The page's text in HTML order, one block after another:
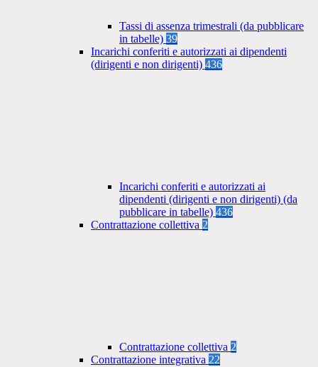
Tassi di assenza trimestrali (da pubblicare
in tabelle) 39
Incarichi conferiti e autorizzati ai dipendenti
(dirigenti e non dirigenti) 436
Incarichi conferiti e autorizzati ai
dipendenti (dirigenti e non dirigenti) (da
pubblicare in tabelle) 436
Contrattazione collettiva 2
Contrattazione collettiva 2
Contrattazione integrativa 22